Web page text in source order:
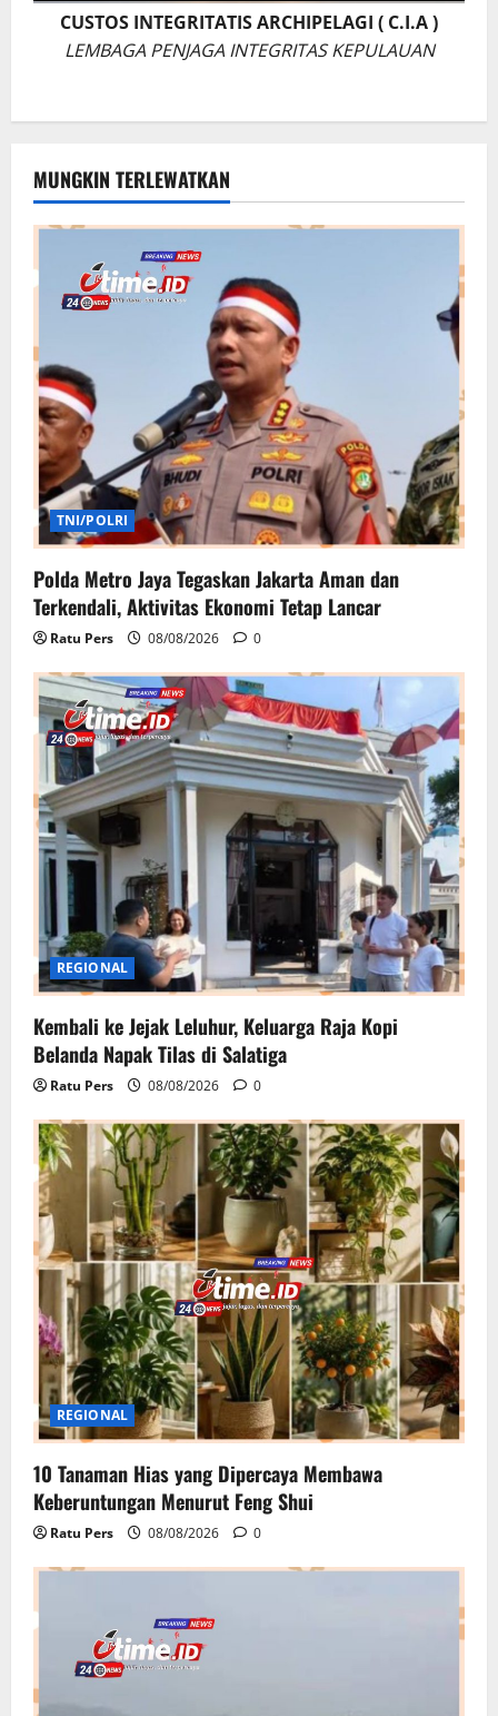
CUSTOS INTEGRITATIS ARCHIPELAGI ( C.I.A )
LEMBAGA PENJAGA INTEGRITAS KEPULAUAN
MUNGKIN TERLEWATKAN
TNI/POLRI
Polda Metro Jaya Tegaskan Jakarta Aman dan
Terkendali, Aktivitas Ekonomi Tetap Lancar
Ratu Pers 08/08/2026 0
REGIONAL
Kembali ke Jejak Leluhur, Keluarga Raja Kopi
Belanda Napak Tilas di Salatiga
Ratu Pers 08/08/2026 0
REGIONAL
10 Tanaman Hias yang Dipercaya Membawa
Keberuntungan Menurut Feng Shui
Ratu Pers 08/08/2026 0